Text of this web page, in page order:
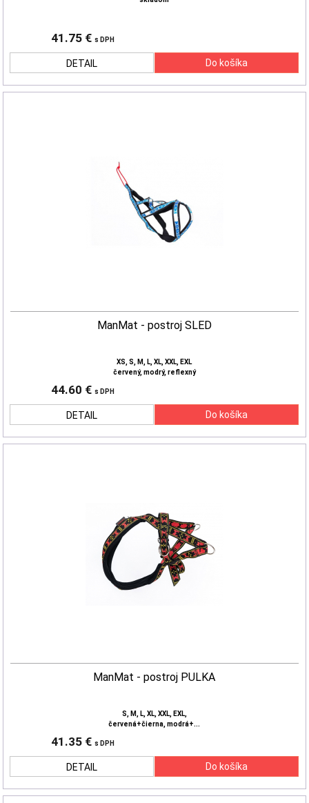
41.75 € s DPH
DETAIL
ManMat - postroj SLED
XS, S, M, L, XL, XXL, EXL
červený, modrý, reflexný
44.60 € s DPH
DETAIL
ManMat - postroj PULKA
S, M, L, XL, XXL, EXL,
červená+čierna, modrá+...
41.35 € s DPH
DETAIL